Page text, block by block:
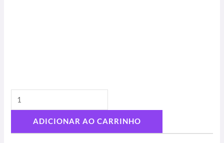
ADICIONAR AO CARRINHO